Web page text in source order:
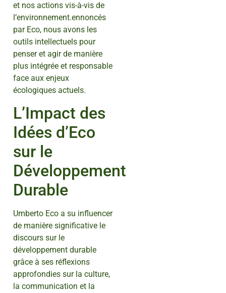
et nos actions vis-à-vis de
l’environnement.ennoncés
par Eco, nous avons les
outils intellectuels pour
penser et agir de manière
plus intégrée et responsable
face aux enjeux
écologiques actuels.
L’Impact des
Idées d’Eco
sur le
Développement
Durable
Umberto Eco a su influencer
de manière significative le
discours sur le
développement durable
grâce à ses réflexions
approfondies sur la culture,
la communication et la